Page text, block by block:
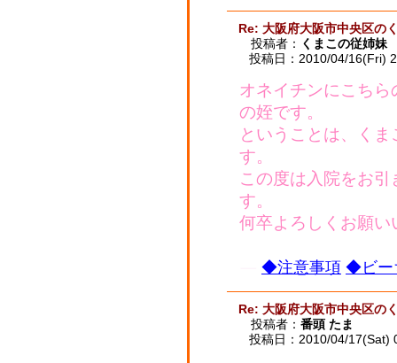
Re: 大阪府大阪市中央区の
投稿者： くまこの従姉妹
投稿日：2010/04/16(Fri)
オネイチンにこち
の姪です。
ということは、く
す。
この度は入院をお
す。
何卒よろしくお願い
◆注意事項 ◆ビー
Re: 大阪府大阪市中央区の
投稿者： 番頭 たま
投稿日：2010/04/17(Sat)